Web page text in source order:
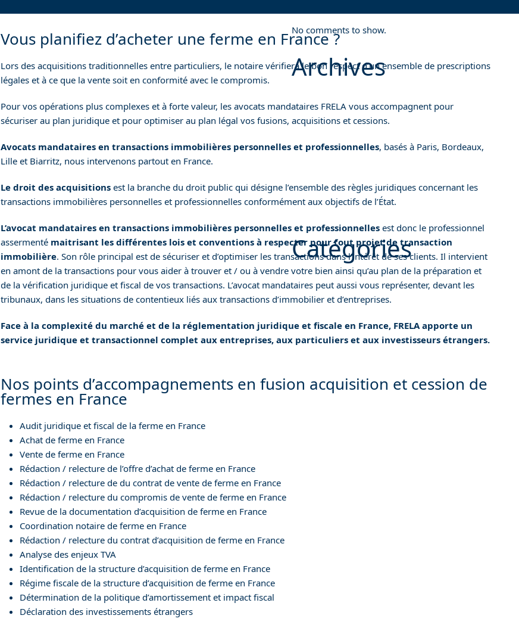
Vous planifiez d’acheter une ferme en France ?
Lors des acquisitions traditionnelles entre particuliers, le notaire vérifiera le bon respect d’un ensemble de prescriptions
légales et à ce que la vente soit en conformité avec le compromis.
Pour vos opérations plus complexes et à forte valeur, les avocats mandataires FRELA vous accompagnent pour
sécuriser au plan juridique et pour optimiser au plan légal vos fusions, acquisitions et cessions.
Avocats mandataires en transactions immobilières personnelles et professionnelles, basés à Paris, Bordeaux,
Lille et Biarritz, nous intervenons partout en France.
Le droit des acquisitions est la branche du droit public qui désigne l’ensemble des règles juridiques concernant les
transactions immobilières personnelles et professionnelles conformément aux objectifs de l’État.
L’avocat mandataires en transactions immobilières personnelles et professionnelles est donc le professionnel
assermenté maitrisant les différentes lois et conventions à respecter pour tout projet de transaction
immobilière. Son rôle principal est de sécuriser et d’optimiser les transactions dans l’intérêt de ses clients. Il intervient
en amont de la transactions pour vous aider à trouver et / ou à vendre votre bien ainsi qu’au plan de la préparation et
de la vérification juridique et fiscal de vos transactions. L’avocat mandataires peut aussi vous représenter, devant les
tribunaux, dans les situations de contentieux liés aux transactions d’immobilier et d’entreprises.
Face à la complexité du marché et de la réglementation juridique et fiscale en France, FRELA apporte un
service juridique et transactionnel complet aux entreprises, aux particuliers et aux investisseurs étrangers.
Nos points d’accompagnements en fusion acquisition et cession de
fermes en France
Audit juridique et fiscal de la ferme en France
Achat de ferme en France
Vente de ferme en France
Rédaction / relecture de l’offre d’achat de ferme en France
Rédaction / relecture de du contrat de vente de ferme en France
Rédaction / relecture du compromis de vente de ferme en France
Revue de la documentation d’acquisition de ferme en France
Coordination notaire de ferme en France
Rédaction / relecture du contrat d’acquisition de ferme en France
Analyse des enjeux TVA
Identification de la structure d’acquisition de ferme en France
Régime fiscale de la structure d’acquisition de ferme en France
Détermination de la politique d’amortissement et impact fiscal
Déclaration des investissements étrangers
No comments to show.
Archives
October 2025
May 2025
February 2025
January 2024
July 2023
Catégories
Annonces confidentielles
Apartment for sale
Confidential announcements
Hôtel for sale
Purchasing offices
Retail Space for Sale